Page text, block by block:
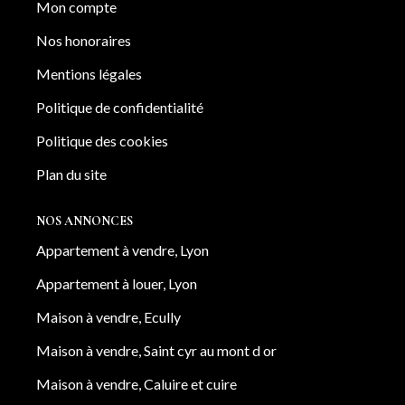
Mon compte
Nos honoraires
Mentions légales
Politique de confidentialité
Politique des cookies
Plan du site
NOS ANNONCES
Appartement à vendre, Lyon
Appartement à louer, Lyon
Maison à vendre, Ecully
Maison à vendre, Saint cyr au mont d or
Maison à vendre, Caluire et cuire